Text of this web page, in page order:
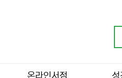
온라인서점 성